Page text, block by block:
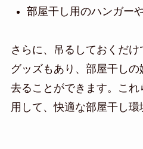
部屋干し用のハンガー
さらに、吊るしておくだ
グッズもあり、部屋干し
去ることができます。こ
用して、快適な部屋干し環